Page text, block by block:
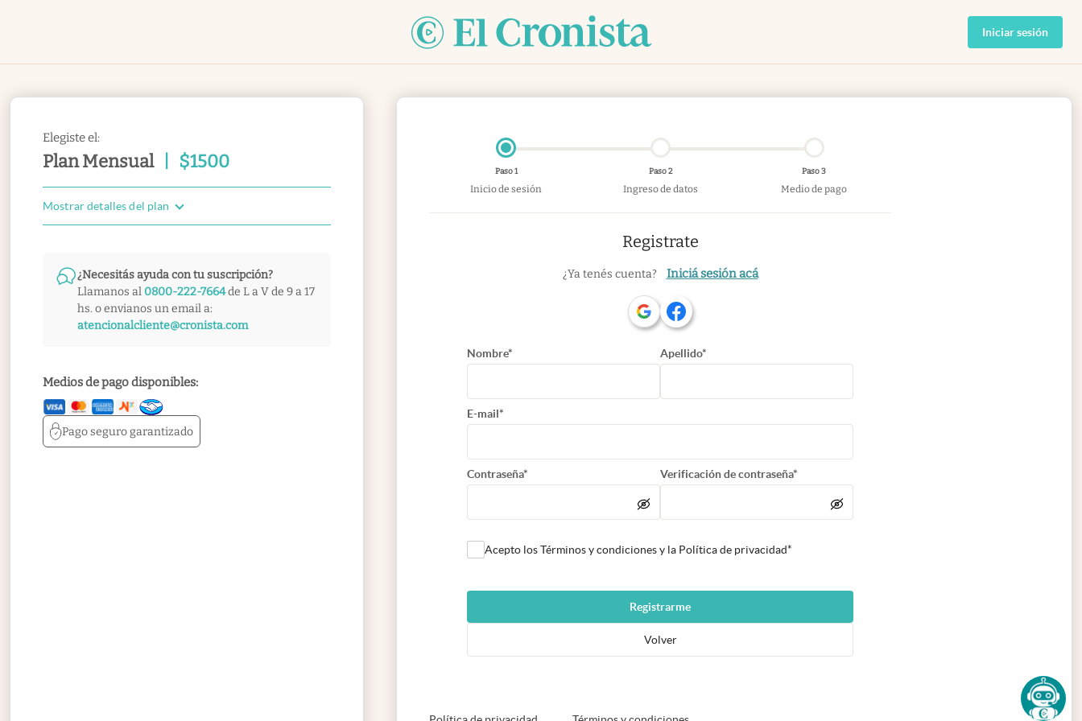
Iniciar sesión
Elegiste el:
Plan Mensual $1500
Mostrar detalles del plan
¿Necesitás ayuda con tu suscripción?
Llamanos al 0800-222-7664de L a V de 9 a 17
hs. o envianos un email a:
atencionalcliente@cronista.com
Medios de pago disponibles:
Pago segurogarantizado
Paso 1
Inicio de sesión
Paso 2
Ingreso de datos
Paso 3
Medio de pago
Registrate
¿Ya tenés cuenta? Iniciá sesión acá
Nombre* Apellido*
E-mail*
Contraseña* Verificación de contraseña*
Acepto los Términos y condiciones y la Política de privacidad*
Registrarme
Volver